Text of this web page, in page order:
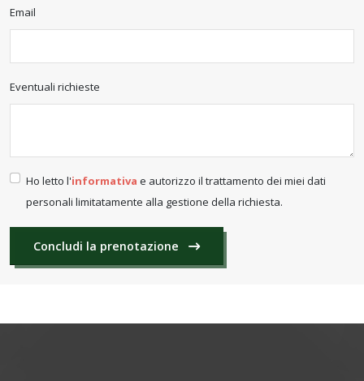
Email
Eventuali richieste
Ho letto l'informativa e autorizzo il trattamento dei miei dati
personali limitatamente alla gestione della richiesta.
Concludi la prenotazione